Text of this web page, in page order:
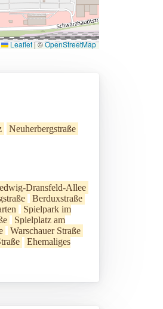
Leaflet |©OpenStreetMap
Neuherbergstraße
Dransfeld-Allee
Berduxstraße
Spielpark im
Spielplatz am
Warschauer Straße
Ehemaliges